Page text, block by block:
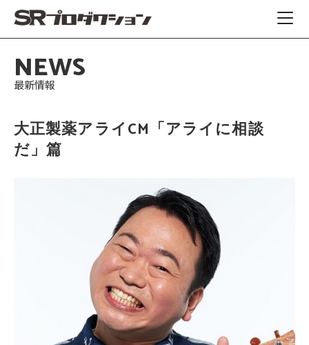
NEWS
最新情報
大正製薬アライCM「アライに相談
だ」篇